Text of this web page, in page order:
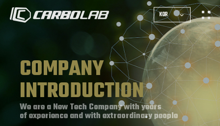
KOR
COMPANY
INTRODUCTION
We are a New Tech Company with years
of experience and with extraordinary people